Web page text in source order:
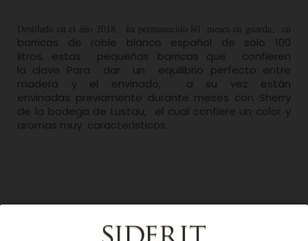
Destilado en el año 2018, ha permanecido 80 meses en guarda, en
barricas de roble blanco español de solo 100
litros, estas pequeñas barricas que confieren
la clave Para dar un equilibrio perfecto entre
madera y el envinado, a su vez están
envinadas previamente durante meses con Sherry
de la bodega de Lustau, el cual confiere un color y
aromas muy característicos.
Descripción del producto